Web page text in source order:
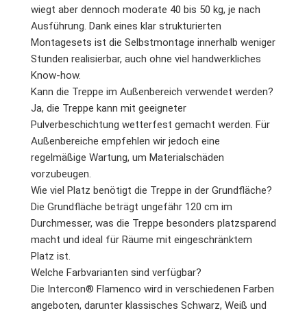
wiegt aber dennoch moderate 40 bis 50 kg, je nach
Ausführung. Dank eines klar strukturierten
Montagesets ist die Selbstmontage innerhalb weniger
Stunden realisierbar, auch ohne viel handwerkliches
Know-how.
Kann die Treppe im Außenbereich verwendet werden?
Ja, die Treppe kann mit geeigneter
Pulverbeschichtung wetterfest gemacht werden. Für
Außenbereiche empfehlen wir jedoch eine
regelmäßige Wartung, um Materialschäden
vorzubeugen.
Wie viel Platz benötigt die Treppe in der Grundfläche?
Die Grundfläche beträgt ungefähr 120 cm im
Durchmesser, was die Treppe besonders platzsparend
macht und ideal für Räume mit eingeschränktem
Platz ist.
Welche Farbvarianten sind verfügbar?
Die Intercon® Flamenco wird in verschiedenen Farben
angeboten, darunter klassisches Schwarz, Weiß und